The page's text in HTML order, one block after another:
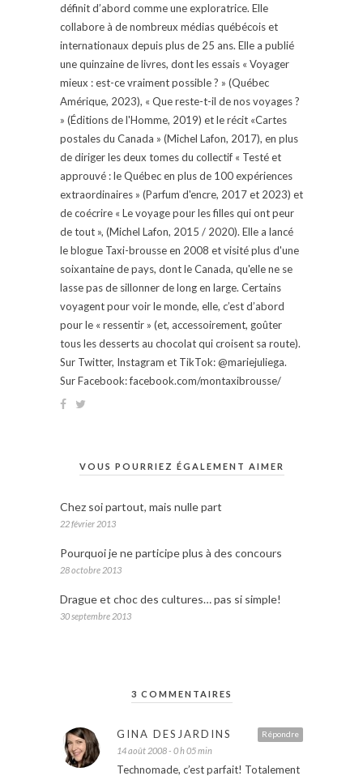
définit d’abord comme une exploratrice. Elle
collabore à de nombreux médias québécois et
internationaux depuis plus de 25 ans. Elle a publié
une quinzaine de livres, dont les essais « Voyager
mieux : est-ce vraiment possible ? » (Québec
Amérique, 2023), « Que reste-t-il de nos voyages ?
» (Éditions de l'Homme, 2019) et le récit «Cartes
postales du Canada » (Michel Lafon, 2017), en plus
de diriger les deux tomes du collectif « Testé et
approuvé : le Québec en plus de 100 expériences
extraordinaires » (Parfum d'encre, 2017 et 2023) et
de coécrire « Le voyage pour les filles qui ont peur
de tout », (Michel Lafon, 2015 / 2020). Elle a lancé
le blogue Taxi-brousse en 2008 et visité plus d'une
soixantaine de pays, dont le Canada, qu'elle ne se
lasse pas de sillonner de long en large. Certains
voyagent pour voir le monde, elle, c’est d’abord
pour le « ressentir » (et, accessoirement, goûter
tous les desserts au chocolat qui croisent sa route).
Sur Twitter, Instagram et TikTok: @mariejuliega.
Sur Facebook: facebook.com/montaxibrousse/
VOUS POURRIEZ ÉGALEMENT AIMER
Chez soi partout, mais nulle part
22 février 2013
Pourquoi je ne participe plus à des concours
28 octobre 2013
Drague et choc des cultures… pas si simple!
30 septembre 2013
3 COMMENTAIRES
Répondre
GINA DESJARDINS
14 août 2008 - 0 h 05 min
Technomade, c’est parfait! Totalement